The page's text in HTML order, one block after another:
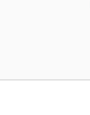
das